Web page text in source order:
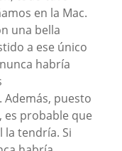
en la Mac.
una bella
a ese único
habría
puesto
es probable que
tendría. Si